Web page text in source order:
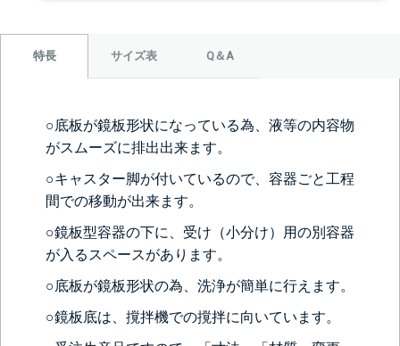
特長 サイズ表 Q＆A
○底板が鏡板形状になっている為、液等の内容物
がスムーズに排出出来ます。
○キャスター脚が付いているので、容器ごと工程
間での移動が出来ます。
○鏡板型容器の下に、受け（小分け）用の別容器
が入るスペースがあります。
○底板が鏡板形状の為、洗浄が簡単に行えます。
○鏡板底は、撹拌機での撹拌に向いています。